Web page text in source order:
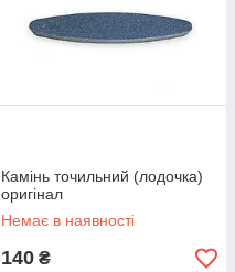
Камінь точильний (лодочка)
оригінал
Немає в наявності
140 ₴